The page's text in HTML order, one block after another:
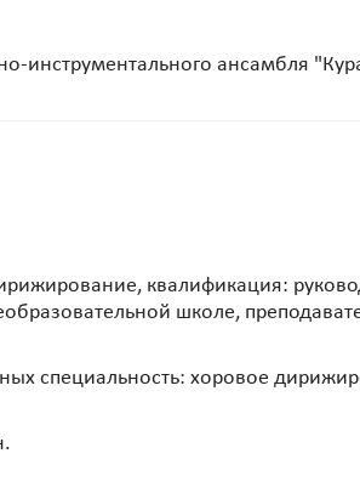
инструментального ансамбля
квалификация:
школе,
специальность: хоровое